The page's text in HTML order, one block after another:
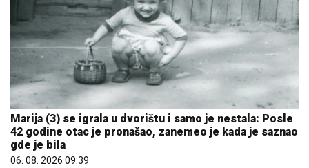
Marija (3) se igrala u dvorištu i samo je nestala: Posle
42 godine otac je pronašao, zanemeo je kada je saznao
gde je bila
06. 08. 2026 09:39